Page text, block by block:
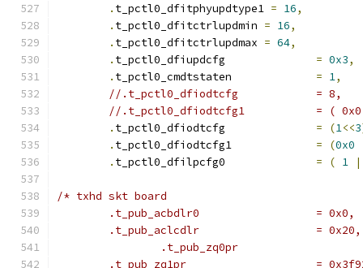
. t_pctl0_dfitphyupdtype1 = 16,
.
= 16,
.
= 64,
.
= 0x3,
.
= 1,
//.t_pctl0_dfiodtcfg		= 8,
//
.
= (1<<3
.
= (0x0
.
= ( 1 |
/* txhd skt board
	.t_pub_aclcdlr			= 0x20,